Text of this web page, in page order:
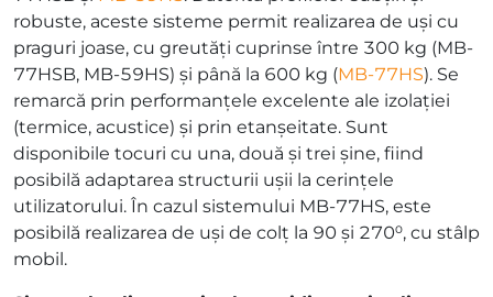
robuste, aceste sisteme permit realizarea de uși cu
praguri joase, cu greutăți cuprinse între 300 kg (MB-
77HSB, MB-59HS) și până la 600 kg (MB-77HS). Se
remarcă prin performanțele excelente ale izolației
(termice, acustice) și prin etanșeitate. Sunt
disponibile tocuri cu una, două și trei șine, fiind
posibilă adaptarea structurii ușii la cerințele
utilizatorului. În cazul sistemului MB-77HS, este
posibilă realizarea de uși de colț la 90 și 270⁰, cu stâlp
mobil.